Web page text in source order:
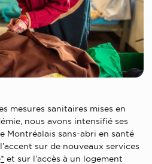
mesures sanitaires mises en
nous avons intensifié ses
Montréalais sans-abri en santé
sur de nouveaux services
* et sur l’accès à un logement